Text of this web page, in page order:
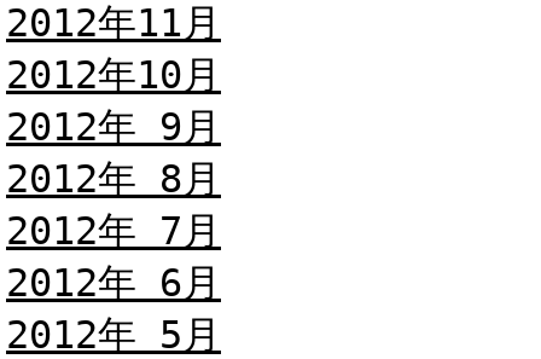
2012年11月
2012年10月
2012年 9月
2012年 8月
2012年 7月
2012年 6月
2012年 5月